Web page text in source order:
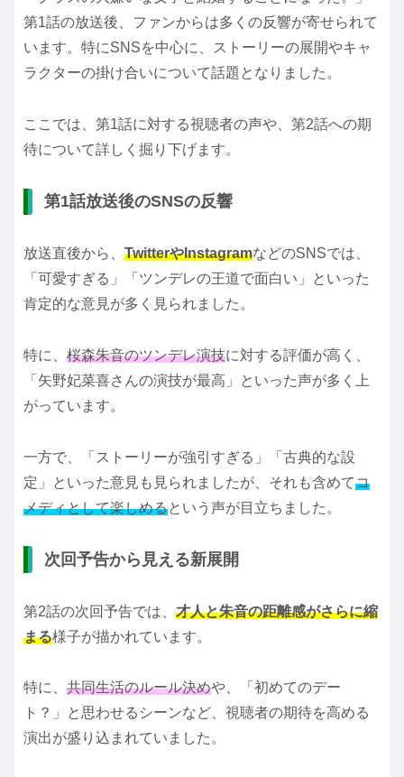
第1話の放送後、ファンからは多くの反響が寄せられて
います。特にSNSを中心に、ストーリーの展開やキャ
ラクターの掛け合いについて話題となりました。
ここでは、第1話に対する視聴者の声や、第2話への期
待について詳しく掘り下げます。
第1話放送後のSNSの反響
放送直後から、 TwitterやInstagramなどのSNSでは、
「可愛すぎる」「ツンデレの王道で面白い」といった
肯定的な意見が多く見られました。
特に、 桜森朱音のツンデレ演技に対する評価が高く、
「矢野妃菜喜さんの演技が最高」といった声が多く上
がっています。
一方で、「ストーリーが強引すぎる」「古典的な設
定」といった意見も見られましたが、それも含めてコ
メディとして楽しめるという声が目立ちました。
次回予告から見える新展開
第2話の次回予告では、 才人と朱音の距離感がさらに縮
まる様子が描かれています。
特に、 共同生活のルール決めや、「初めてのデー
ト？」と思わせるシーンなど、視聴者の期待を高める
演出が盛り込まれていました。